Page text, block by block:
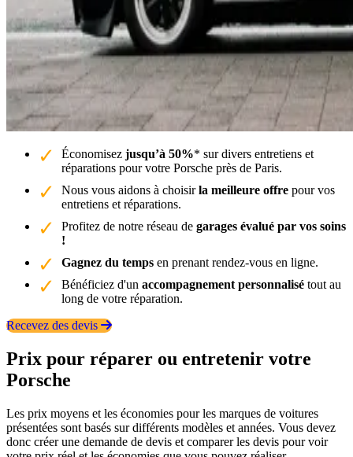
Économisez jusqu’à 50%* sur divers entretiens et
réparations pour votre Porsche près de Paris.
Nous vous aidons à choisirla meilleure offre pour vos
entretiens et réparations.
Profitez de notre réseau de garages évalué par vos soins
!
Gagnez du temps en prenant rendez-vous en ligne.
Bénéficiez d'un accompagnement personnalisé tout au
long de votre réparation.
Recevez des devis
Prix pour réparer ou entretenir votre
Porsche
Les prix moyens et les économies pour les marques de voitures
présentées sont basés sur différents modèles et années. Vous devez
donc créer une demande de devis et comparer les devis pour voir